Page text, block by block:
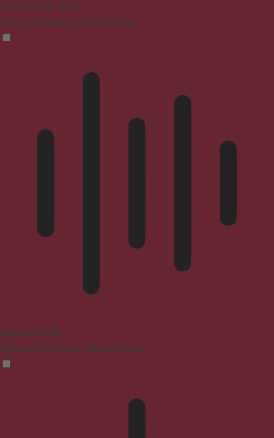
ADHD Friendly Mode
Focused browsing, distraction-free
Blindness Mode
Reduces distractions, improves focus